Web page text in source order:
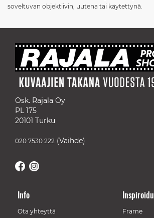
soveltuvan objektiivin, uutena tai käytettynä.
Osk. Rajala Oy
PL 175
20101 Turku
020 7530 222 (Vaihde)
Info
Ota yhteyttä
Inspiroidu
Frame